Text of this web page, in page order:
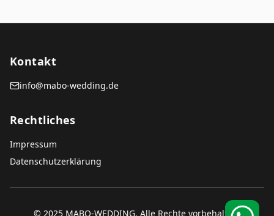
Kontakt
info@mabo-wedding.de
Rechtliches
Impressum
Datenschutzerklärung
© 2025 MABO-WEDDING. Alle Rechte vorbehalten.